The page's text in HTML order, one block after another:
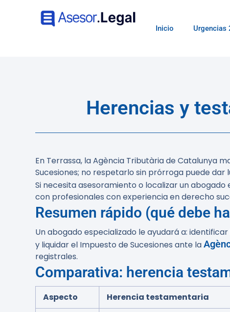
Inicio Urgencias
Herencias y
En Terrassa, la Agència Tributària de Catalunya
Sucesiones; no respetarlo sin prórroga puede
Si necesita asesoramiento o localizar un
con profesionales con experiencia en derecho
Resumen rápido (qué debe
Un abogado especializado le ayudará a:
y liquidar el Impuesto de Sucesiones ante la
registrales.
Comparativa: herencia
Aspecto Herencia testamentaria